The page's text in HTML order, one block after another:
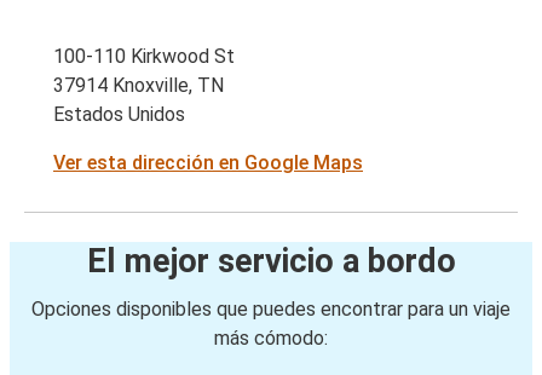
100-110 Kirkwood St
37914 Knoxville, TN
Estados Unidos
Ver esta dirección en Google Maps
El mejor servicio a bordo
Opciones disponibles que puedes encontrar para un viaje
más cómodo: